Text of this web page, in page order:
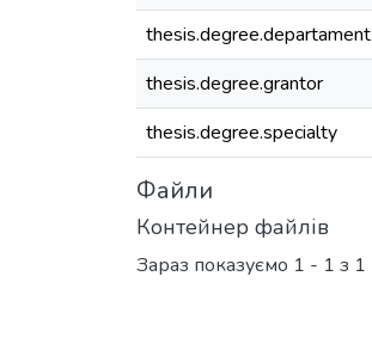
thesis.degree.departament
thesis.degree.grantor
thesis.degree.specialty
Файли
Контейнер файлів
Зараз показуємо 1 - 1 з 1